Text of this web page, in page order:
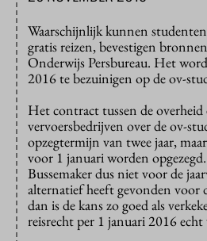
Waarschijnlijk kunnen
gratis reizen, bevestigen
Onderwijs Persbureau. Het
2016 te bezuinigen op de ov-
Het contract tussen de overheid
vervoersbedrijven over de ov-
opzegtermijn van twee jaar,
voor 1 januari worden
Bussemaker dus niet voor de
alternatief heeft gevonden voor
dan is de kans zo goed als
reisrecht per 1 januari 2016